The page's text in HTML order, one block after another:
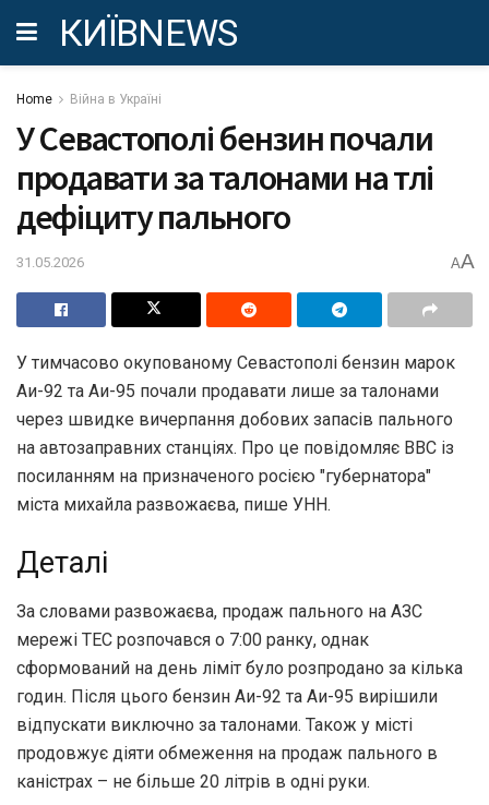
КИЇВNEWS
Home Війна в Україні
У Севастополі бензин почали
продавати за талонами на тлі
дефіциту пального
31.05.2026 AA
У тимчасово окупованому Севастополі бензин марок
Аи-92 та Аи-95 почали продавати лише за талонами
через швидке вичерпання добових запасів пального
на автозаправних станціях. Про це повідомляє BBC із
посиланням на призначеного росією "губернатора"
міста михайла развожаєва, пише УНН.
Деталі
За словами развожаєва, продаж пального на АЗС
мережі ТЕС розпочався о 7:00 ранку, однак
сформований на день ліміт було розпродано за кілька
годин. Після цього бензин Аи-92 та Аи-95 вирішили
відпускати виключно за талонами. Також у місті
продовжує діяти обмеження на продаж пального в
каністрах – не більше 20 літрів в одні руки.